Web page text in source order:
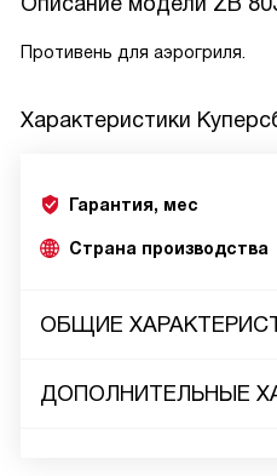
Противень для аэрогриля.
Характеристики
Гарантия, мес
Страна производства
ОБЩИЕ
ДОПОЛНИТЕЛЬНЫЕ